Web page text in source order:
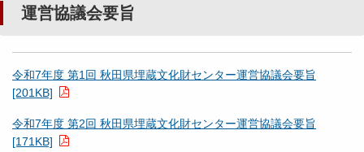
運営協議会要旨
令和7年度 第1回 秋田県埋蔵文化財センター運営協議会要旨
[201KB]
令和7年度 第2回 秋田県埋蔵文化財センター運営協議会要旨
[171KB]